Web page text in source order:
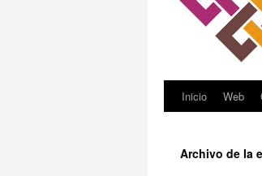
Saltar
contenido
Inicio Web
Archivo de la